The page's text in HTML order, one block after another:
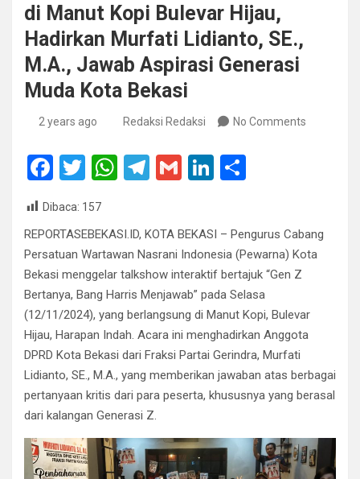
di Manut Kopi Bulevar Hijau,
Hadirkan Murfati Lidianto, SE.,
M.A., Jawab Aspirasi Generasi
Muda Kota Bekasi
2 years ago Redaksi Redaksi No Comments
F
ce
b
o
o
k
T
tt
er
W
s
A
p
p
T
gr
a
m
G
Li
dI
n
e
Dibaca: 157
REPORTASEBEKASI.ID, KOTA BEKASI – Pengurus Cabang
Persatuan Wartawan Nasrani Indonesia (Pewarna) Kota
Bekasi menggelar talkshow interaktif bertajuk “Gen Z
Bertanya, Bang Harris Menjawab” pada Selasa
(12/11/2024), yang berlangsung di Manut Kopi, Bulevar
Hijau, Harapan Indah. Acara ini menghadirkan Anggota
DPRD Kota Bekasi dari Fraksi Partai Gerindra, Murfati
Lidianto, SE., M.A., yang memberikan jawaban atas berbagai
pertanyaan kritis dari para peserta, khususnya yang berasal
dari kalangan Generasi Z.